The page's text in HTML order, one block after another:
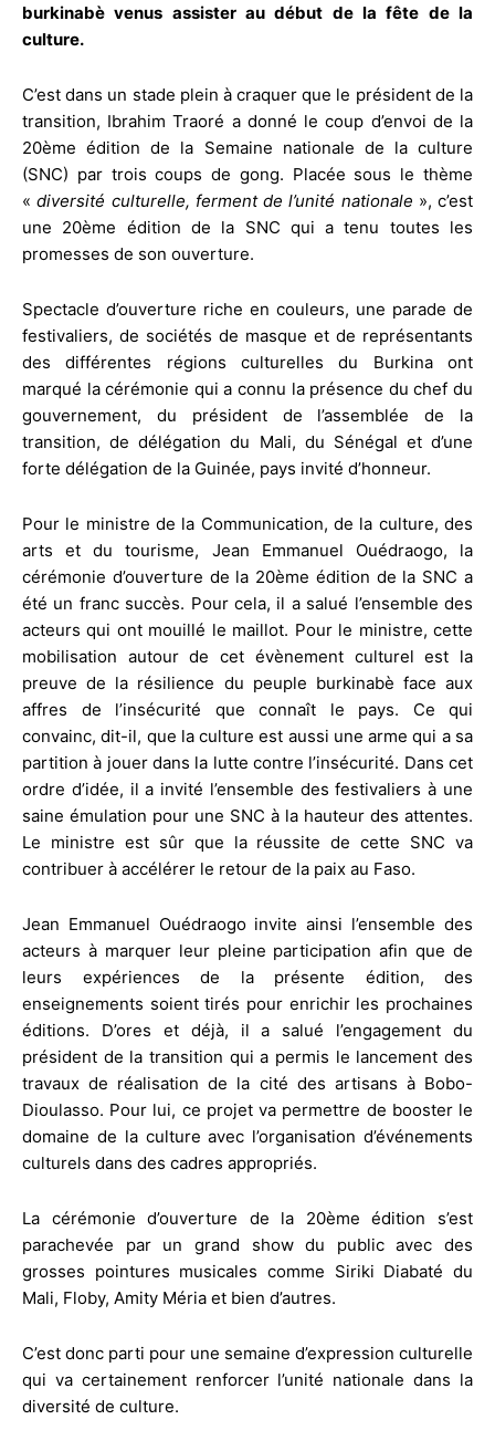
burkinabè venus assister au début de la fête de la
culture.
C’est dans un stade plein à craquer que le président de la
transition, Ibrahim Traoré a donné le coup d’envoi de la
20ème édition de la Semaine nationale de la culture
(SNC) par trois coups de gong. Placée sous le thème
«diversité culturelle, ferment de l’unité nationale », c’est
une 20ème édition de la SNC qui a tenu toutes les
promesses de son ouverture.
Spectacle d’ouverture riche en couleurs, une parade de
festivaliers, de sociétés de masque et de représentants
des différentes régions culturelles du Burkina ont
marqué la cérémonie qui a connu la présence du chef du
gouvernement, du président de l’assemblée de la
transition, de délégation du Mali, du Sénégal et d’une
forte délégation de la Guinée, pays invité d’honneur.
Pour le ministre de la Communication, de la culture, des
arts et du tourisme, Jean Emmanuel Ouédraogo, la
cérémonie d’ouverture de la 20ème édition de la SNC a
été un franc succès. Pour cela, il a salué l’ensemble des
acteurs qui ont mouillé le maillot. Pour le ministre, cette
mobilisation autour de cet évènement culturel est la
preuve de la résilience du peuple burkinabè face aux
affres de l’insécurité que connaît le pays. Ce qui
convainc, dit-il, que la culture est aussi une arme qui a sa
partition à jouer dans la lutte contre l’insécurité. Dans cet
ordre d’idée, il a invité l’ensemble des festivaliers à une
saine émulation pour une SNC à la hauteur des attentes.
Le ministre est sûr que la réussite de cette SNC va
contribuer à accélérer le retour de la paix au Faso.
Jean Emmanuel Ouédraogo invite ainsi l’ensemble des
acteurs à marquer leur pleine participation afin que de
leurs expériences de la présente édition, des
enseignements soient tirés pour enrichir les prochaines
éditions. D’ores et déjà, il a salué l’engagement du
président de la transition qui a permis le lancement des
travaux de réalisation de la cité des artisans à Bobo-
Dioulasso. Pour lui, ce projet va permettre de booster le
domaine de la culture avec l’organisation d’événements
culturels dans des cadres appropriés.
La cérémonie d’ouverture de la 20ème édition s’est
parachevée par un grand show du public avec des
grosses pointures musicales comme Siriki Diabaté du
Mali, Floby, Amity Méria et bien d’autres.
C’est donc parti pour une semaine d’expression culturelle
qui va certainement renforcer l’unité nationale dans la
diversité de culture.